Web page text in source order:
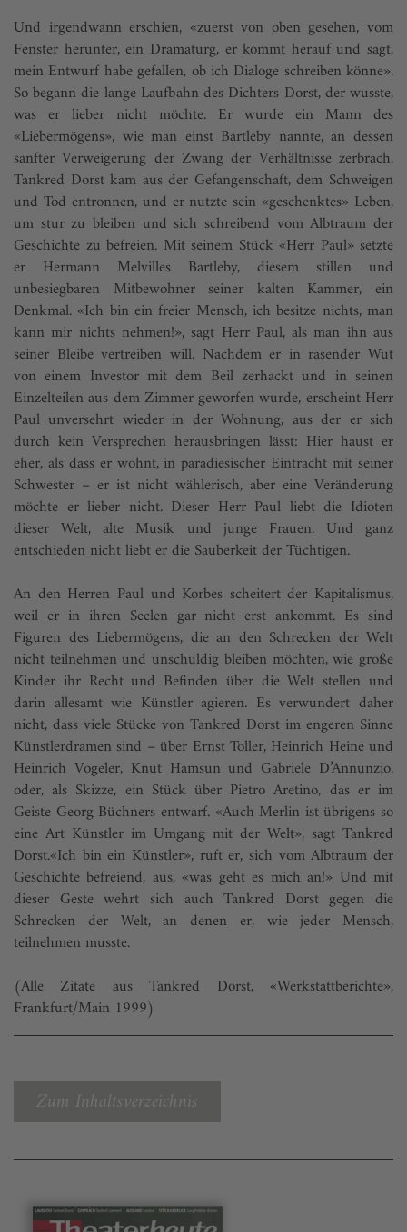
Und irgendwann erschien, «zuerst von oben gesehen, vom
Fenster herunter, ein Dramaturg, er kommt herauf und sagt,
mein Entwurf habe gefallen, ob ich Dialoge schreiben könne».
So begann die lange Laufbahn des Dichters Dorst, der wusste,
was er lieber nicht möchte. Er wurde ein Mann des
«Liebermögens», wie man einst Bartleby nannte, an dessen
sanfter Verweigerung der Zwang der Verhältnisse zerbrach.
Tankred Dorst kam aus der Gefangenschaft, dem Schweigen
und Tod entronnen, und er nutzte sein «geschenktes» Leben,
um stur zu bleiben und sich schreibend vom Albtraum der
Geschichte zu befreien. Mit seinem Stück «Herr Paul» setzte
er Hermann Melvilles Bartleby, diesem stillen und
unbesiegbaren Mitbewohner seiner kalten Kammer, ein
Denkmal. «Ich bin ein freier Mensch, ich besitze nichts, man
kann mir nichts nehmen!», sagt Herr Paul, als man ihn aus
seiner Bleibe vertreiben will. Nachdem er in rasender Wut
von einem Investor mit dem Beil zerhackt und in seinen
Einzelteilen aus dem Zimmer geworfen wurde, erscheint Herr
Paul unversehrt wieder in der Wohnung, aus der er sich
durch kein Versprechen herausbringen lässt: Hier haust er
eher, als dass er wohnt, in paradiesischer Eintracht mit seiner
Schwester – er ist nicht wählerisch, aber eine Veränderung
möchte er lieber nicht. Dieser Herr Paul liebt die Idioten
dieser Welt, alte Musik und junge Frauen. Und ganz
entschieden nicht liebt er die Sauberkeit der Tüchtigen.
An den Herren Paul und Korbes scheitert der Kapitalismus,
weil er in ihren Seelen gar nicht erst ankommt. Es sind
Figuren des Liebermögens, die an den Schrecken der Welt
nicht teilnehmen und unschuldig bleiben möchten, wie große
Kinder ihr Recht und Befinden über die Welt stellen und
darin allesamt wie Künstler agieren. Es verwundert daher
nicht, dass viele Stücke von Tankred Dorst im engeren Sinne
Künstlerdramen sind – über Ernst Toller, Heinrich Heine und
Heinrich Vogeler, Knut Hamsun und Gabriele D’Annunzio,
oder, als Skizze, ein Stück über Pietro Aretino, das er im
Geiste Georg Büchners entwarf. «Auch Merlin ist übrigens so
eine Art Künstler im Umgang mit der Welt», sagt Tankred
Dorst.«Ich bin ein Künstler», ruft er, sich vom Albtraum der
Geschichte befreiend, aus, «was geht es mich an!» Und mit
dieser Geste wehrt sich auch Tankred Dorst gegen die
Schrecken der Welt, an denen er, wie jeder Mensch,
teilnehmen musste.
(Alle Zitate aus Tankred Dorst, «Werkstattberichte»,
Frankfurt/Main 1999)
Zum Inhaltsverzeichnis